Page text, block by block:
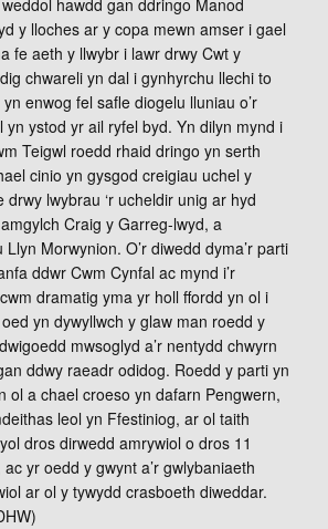
hawdd gan ddringo Manod
y lloches ar y copa mewn amser i gael
fe aeth y llwybr i lawr drwy Cwt y
chwareli yn dal i gynhyrchu llechi to
enwog fel safle diogelu lluniau o’r
yn ystod yr ail ryfel byd. Yn dilyn mynd i
Teigwl roedd rhaid dringo yn serth
cinio yn gysgod creigiau uchel y
drwy lwybrau ‘r ucheldir unig ar hyd
Craig y Garreg-lwyd, a
Morwynion. O’r diwedd dyma’r parti
ddwr Cwm Cynfal ac mynd i’r
dramatig yma yr holl ffordd yn ol i
yn dywyllwch y glaw man roedd y
mwsoglyd a’r nentydd chwyrn
ddwy raeadr odidog. Roedd y parti yn
ol a chael croeso yn dafarn Pengwern,
leol yn Ffestiniog, ar ol taith
dros dirwedd amrywiol o dros 11
yr oedd y gwynt a’r gwlybaniaeth
ar ol y tywydd crasboeth diweddar.